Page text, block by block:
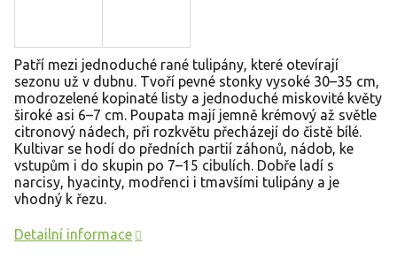
Patří mezi jednoduché rané tulipány, které otevírají
sezonu už v dubnu. Tvoří pevné stonky vysoké 30–35 cm,
modrozelené kopinaté listy a jednoduché miskovité květy
široké asi 6–7 cm. Poupata mají jemně krémový až světle
citronový nádech, při rozkvětu přecházejí do čistě bílé.
Kultivar se hodí do předních partií záhonů, nádob, ke
vstupům i do skupin po 7–15 cibulích. Dobře ladí s
narcisy, hyacinty, modřenci i tmavšími tulipány a je
vhodný k řezu.
Detailní informace